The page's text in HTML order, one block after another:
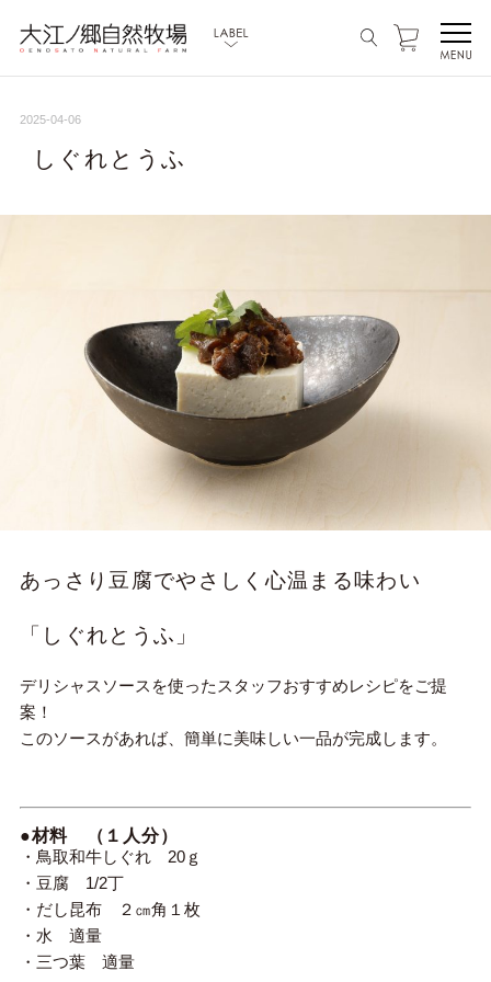
2025-04-06
しぐれとうふ
あっさり豆腐でやさしく心温まる味わい
「しぐれとうふ」
デリシャスソースを使ったスタッフおすすめレシピをご提
案！
このソースがあれば、簡単に美味しい一品が完成します。
●材料 （１人分）
・鳥取和牛しぐれ 20ｇ
・豆腐 1/2丁
・だし昆布 ２㎝角１枚
・水 適量
・三つ葉 適量